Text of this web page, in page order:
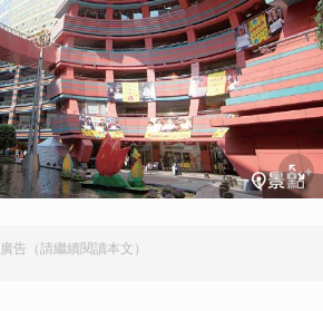
廣告（請繼續閱讀本文）